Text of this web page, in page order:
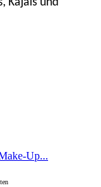
Up...